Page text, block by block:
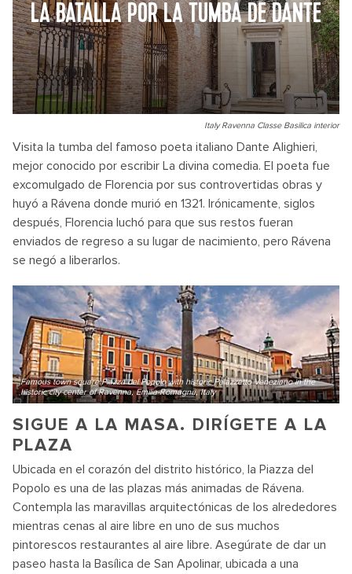
LA BATALLA POR LA TUMBA DE DANTE
Italy Ravenna Classe Basilica interior
Visita la tumba del famoso poeta italiano Dante Alighieri,
mejor conocido por escribir La divina comedia. El poeta fue
excomulgado de Florencia por sus controvertidas obras y
huyó a Rávena donde murió en 1321. Irónicamente, siglos
después, Florencia luchó para que sus restos fueran
enviados de regreso a su lugar de nacimiento, pero Rávena
se negó a liberarlos.
Famous town square Piazza del Popolo with historic Palazzetto Veneziano in the
historic city center of Ravenna, Emilia-Romagna, Italy
SIGUE A LA MASA. DIRÍGETE A LA
PLAZA
Ubicada en el corazón del distrito histórico, la Piazza del
Popolo es una de las plazas más animadas de Rávena.
Contempla las maravillas arquitectónicas de los alrededores
mientras cenas al aire libre en uno de sus muchos
pintorescos restaurantes al aire libre. Asegúrate de dar un
paseo hasta la Basílica de San Apolinar, ubicada a una